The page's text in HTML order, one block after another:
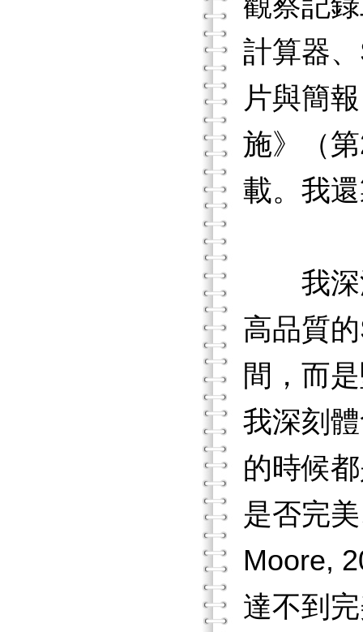
計算器
片與簡
施》（
載。我
我深深
高品質
間，而
我深刻
的時候
是否完
Moore,
達不到